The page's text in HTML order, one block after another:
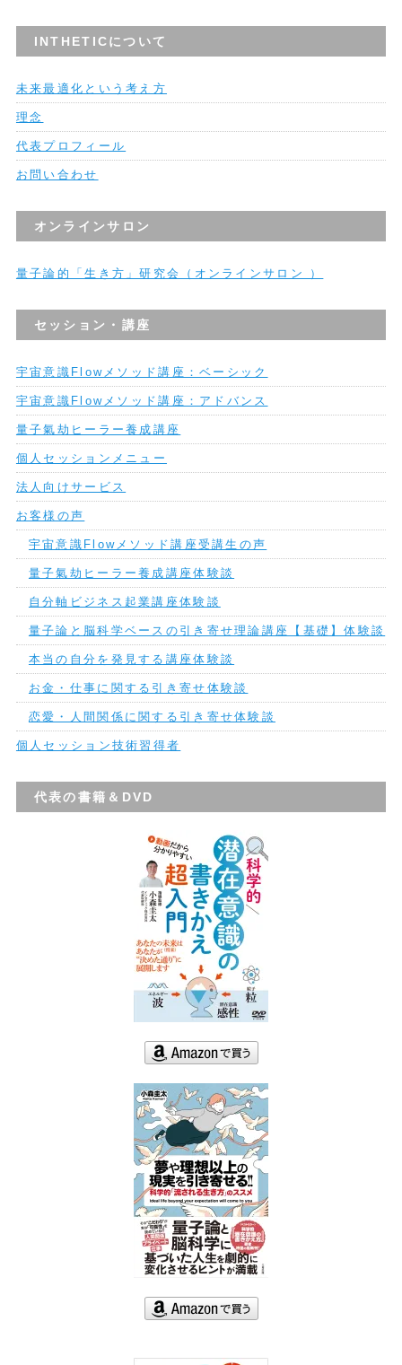
INTHETICについて
未来最適化という考え方
理念
代表プロフィール
お問い合わせ
オンラインサロン
量子論的「生き方」研究会（オンラインサロン ）
セッション・講座
宇宙意識Flowメソッド講座：ベーシック
宇宙意識Flowメソッド講座：アドバンス
量子氣劫ヒーラー養成講座
個人セッションメニュー
法人向けサービス
お客様の声
宇宙意識Flowメソッド講座受講生の声
量子氣劫ヒーラー養成講座体験談
自分軸ビジネス起業講座体験談
量子論と脳科学ベースの引き寄せ理論講座【基礎】体験談
本当の自分を発見する講座体験談
お金・仕事に関する引き寄せ体験談
恋愛・人間関係に関する引き寄せ体験談
個人セッション技術習得者
代表の書籍＆DVD